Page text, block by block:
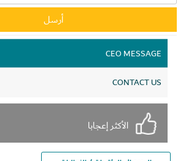
CEO MESSAGE
CONTACT US
الأكثر إعجابا